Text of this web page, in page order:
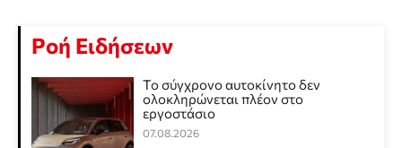
Ροή Ειδήσεων
Το σύγχρονο αυτοκίνητο δεν
ολοκληρώνεται πλέον στο
εργοστάσιο
07.08.2026